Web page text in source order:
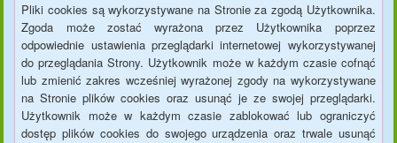
Pliki cookies są wykorzystywane na Stronie za zgodą Użytkownika.
Zgoda może zostać wyrażona przez Użytkownika poprzez
odpowiednie ustawienia przeglądarki internetowej wykorzystywanej
do przeglądania Strony. Użytkownik może w każdym czasie cofnąć
lub zmienić zakres wcześniej wyrażonej zgody na wykorzystywane
na Stronie plików cookies oraz usunąć je ze swojej przeglądarki.
Użytkownik może w każdym czasie zablokować lub ograniczyć
dostęp plików cookies do swojego urządzenia oraz trwale usunąć